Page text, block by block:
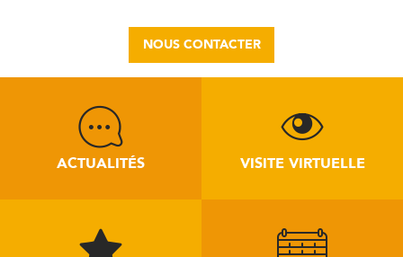
NOUS CONTACTER
ACTUALITÉS VISITE VIRTUELLE